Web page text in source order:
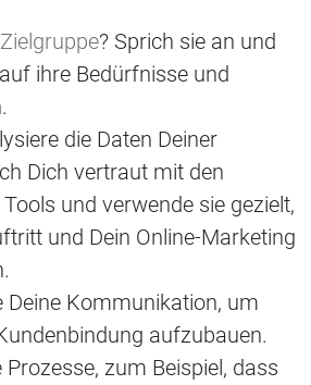
Zielgruppe? Sprich sie an und
ihre Bedürfnisse und
die Daten Deiner
Dich vertraut mit den
und verwende sie gezielt,
und Dein Online-Marketing
Deine Kommunikation, um
aufzubauen.
zum Beispiel, dass